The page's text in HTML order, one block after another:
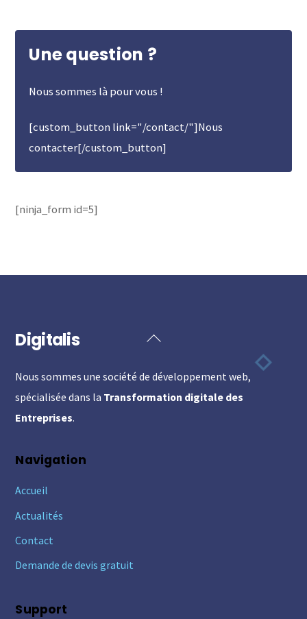
Une question ?
Nous sommes là pour vous !
[custom_button link="/contact/"]Nous
contacter[/custom_button]
[ninja_form id=5]
Back
Top
Digitalis
Nous sommes une société de développement web,
spécialisée dans la Transformation digitale des
Entreprises.
Navigation
Accueil
Actualités
Contact
Demande de devis gratuit
Support